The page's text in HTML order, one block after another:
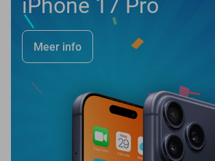
iPhone 17 Pro
Meer info